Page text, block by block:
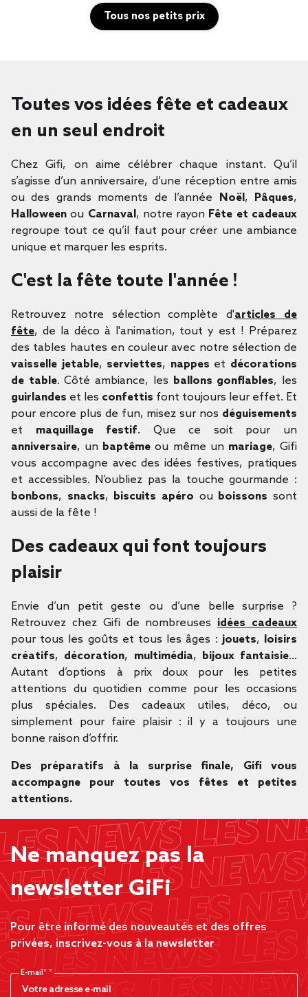
Tous nos petits prix
Toutes vos idées fête et cadeaux
en un seul endroit
Chez Gifi, on aime célébrer chaque instant. Qu’il
s’agisse d’un anniversaire, d’une réception entre amis
ou des grands moments de l’année Noël, Pâques,
Halloweenou Carnaval, notre rayon Fête et cadeaux
regroupe tout ce qu’il faut pour créer une ambiance
unique et marquer les esprits.
C'est la fête toute l'année !
Retrouvez notre sélection complète d'articles de
fête, de la déco à l'animation, tout y est ! Préparez
des tables hautes en couleur avec notre sélection de
vaisselle jetable, serviettes, nappes et décorations
de table. Côté ambiance, les ballons gonflables, les
guirlandes et les confettis font toujours leur effet. Et
pour encore plus de fun, misez sur nos déguisements
et maquillage festif. Que ce soit pour un
anniversaire, un baptêmeou même un mariage, Gifi
vous accompagne avec des idées festives, pratiques
et accessibles. N’oubliez pas la touche gourmande :
bonbons, snacks, biscuits apéro ou boissonssont
aussi de la fête !
Des cadeaux qui font toujours
plaisir
Envie d’un petit geste ou d’une belle surprise ?
Retrouvez chez Gifi de nombreuses idées cadeaux
pour tous les goûts et tous les âges : jouets, loisirs
créatifs, décoration, multimédia, bijoux fantaisie…
Autant d’options à prix doux pour les petites
attentions du quotidien comme pour les occasions
plus spéciales. Des cadeaux utiles, déco, ou
simplement pour faire plaisir : il y a toujours une
bonne raison d’offrir.
Des préparatifs à la surprise finale, Gifi vous
accompagne pour toutes vos fêtes et petites
attentions.
Ne manquez pas la
newsletter GiFi
Pour être informé des nouveautés et des offres
privées, inscrivez-vous à la newsletter
E-mail*